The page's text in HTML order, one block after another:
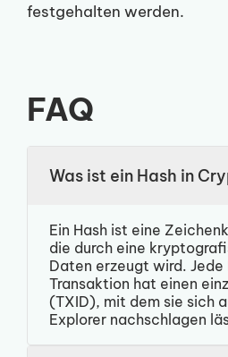
festgehalten werden.
FAQ
Was ist ein Hash in
Ein Hash ist eine
die durch eine
Daten erzeugt wird.
Transaktion hat einen
(TXID), mit dem sie sich
Explorer nachschlagen